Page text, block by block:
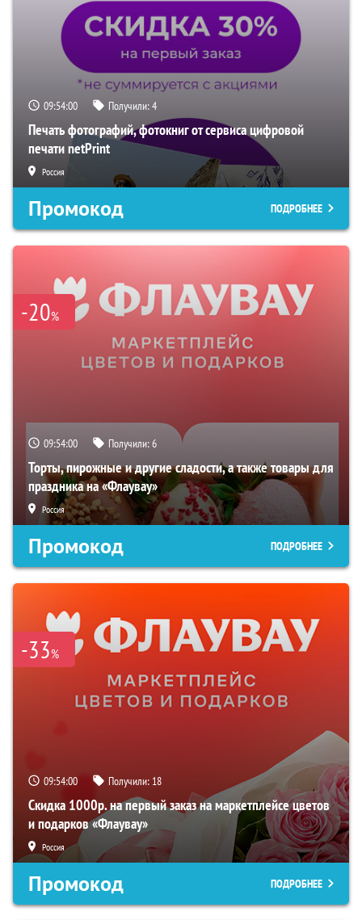
09:53:59 Получили:4
Печать фотографий, фотокниг от сервиса цифровой
печати netPrint
Россия
Промокод ПОДРОБНЕЕ
-20%
09:53:59 Получили:6
Торты, пирожные и другие сладости, а также товары для
праздника на «Флаувау»
Россия
Промокод ПОДРОБНЕЕ
-33%
09:53:59 Получили: 18
Скидка 1000р. на первый заказ на маркетплейсе цветов
и подарков «Флаувау»
Россия
Промокод ПОДРОБНЕЕ